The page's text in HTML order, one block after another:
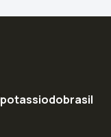
potassiodobrasil